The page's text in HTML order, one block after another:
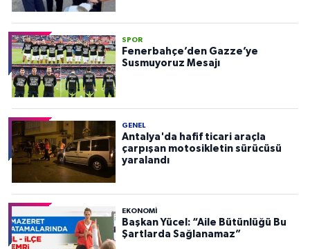
SPOR
Fenerbahçe’den Gazze’ye
Susmuyoruz Mesajı
GENEL
Antalya'da hafif ticari araçla
çarpışan motosikletin sürücüsü
yaralandı
EKONOMI
Başkan Yücel: “Aile Bütünlüğü Bu
Şartlarda Sağlanamaz”